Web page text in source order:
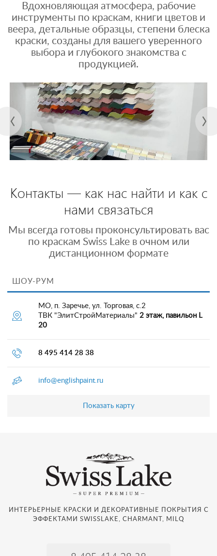
Вдохновляющая атмосфера, рабочие
инструменты по краскам, книги цветов и
веера, детальные образцы, степени блеска
краски, созданы для вашего уверенного
выбора и глубокого знакомства с
продукцией.
Контакты — как нас найти и как с
нами связаться
Мы всегда готовы проконсультировать вас
по краскам Swiss Lake в очном или
дистанционном формате
ШОУ-РУМ
МО, п. Заречье, ул. Торговая, с.2
ТВК "ЭлитСтройМатериалы" 2 этаж, павильон L
20
8 495 414 28 38
info@englishpaint.ru
Показать карту
ИНТЕРЬЕРНЫЕ КРАСКИ И ДЕКОРАТИВНЫЕ ПОКРЫТИЯ С
ЭФФЕКТАМИ SWISSLAKE, CHARMANT, MILQ